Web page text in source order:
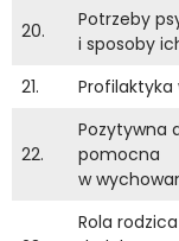
20.
Potrzeby
i sposoby
21.
22.
Pozytywna
pomocna
w
Rola